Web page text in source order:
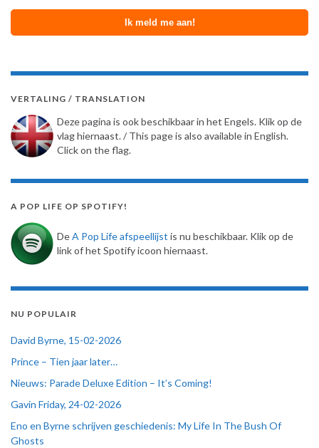
VERTALING / TRANSLATION
Deze pagina is ook beschikbaar in het Engels. Klik op de
vlag hiernaast. / This page is also available in English.
Click on the flag.
A POP LIFE OP SPOTIFY!
DeA Pop Life afspeellijst is nu beschikbaar. Klik op de
link of het Spotify icoon hiernaast.
NU POPULAIR
David Byrne, 15-02-2026
Prince – Tien jaar later…
Nieuws: Parade Deluxe Edition – It’s Coming!
Gavin Friday, 24-02-2026
Eno en Byrne schrijven geschiedenis: My Life In The Bush Of
Ghosts